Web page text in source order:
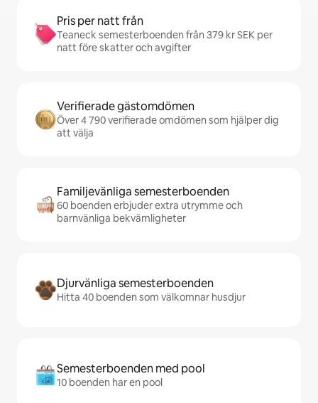
Pris per natt från
Teaneck semesterboenden från 379 kr SEK per
natt före skatter och avgifter
Verifierade gästomdömen
Över 4 790 verifierade omdömen som hjälper dig
att välja
Familjevänliga semesterboenden
60 boenden erbjuder extra utrymme och
barnvänliga bekvämligheter
Djurvänliga semesterboenden
Hitta 40 boenden som välkomnar husdjur
Semesterboenden med pool
10 boenden har en pool